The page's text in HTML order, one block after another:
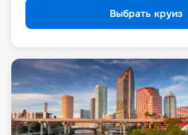
Выбрать круиз